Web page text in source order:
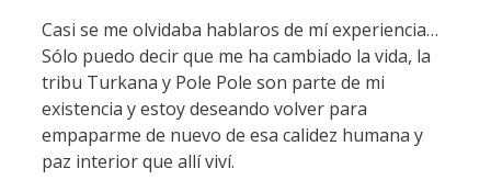
Casi se me olvidaba hablaros de mí experiencia…
Sólo puedo decir que me ha cambiado la vida, la
tribu Turkana y Pole Pole son parte de mi
existencia y estoy deseando volver para
empaparme de nuevo de esa calidez humana y
paz interior que allí viví.